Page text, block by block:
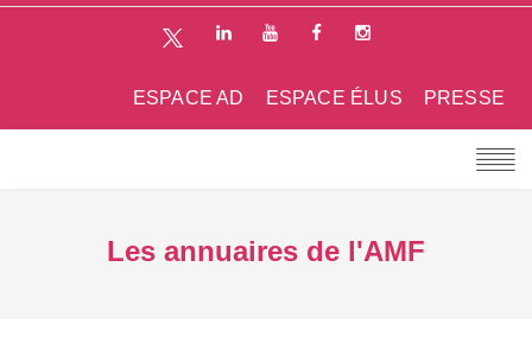
PRESSE
ESPACE ÉLUS
ESPACE AD
Les annuaires de l'AMF